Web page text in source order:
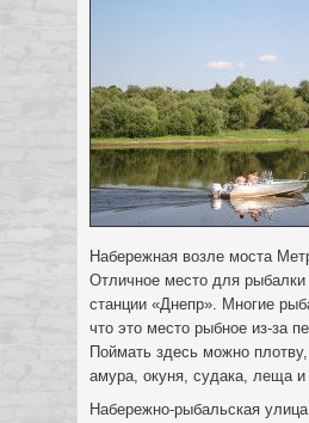
Набережная возле моста
Отличное место для рыбалки
станции «Днепр». Многие
что это место рыбное из-за
Поймать здесь можно
амура, окуня, судака, леща и
Набережно-рыбальская улица